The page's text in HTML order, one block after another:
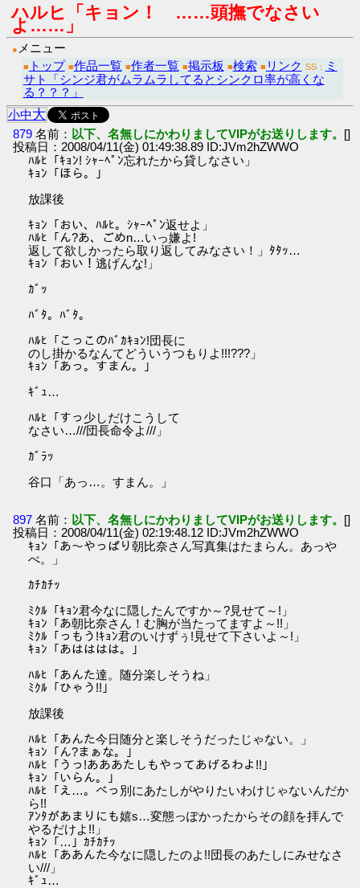
ハルヒ「キョン！ ……頭撫でなさい
よ……」
● メニュー
■ トップ ■作品一覧 ■作者一覧 ■掲示板 ■検索 ■ リンク SS：
ミ
サト「シンジ君がムラムラしてるとシンクロ率が高くな
る？？？」
小中大
879 名前： 以下、名無しにかわりましてVIPがお送りします。 []
投稿日：2008/04/11(金) 01:49:38.89 ID:JVm2hZWWO
ﾊﾙﾋ「ｷｮﾝ! ｼｬｰﾍﾟﾝ忘れたから貸しなさい」
ｷｮﾝ「ほら。」
放課後
ｷｮﾝ「おい、ﾊﾙﾋ。ｼｬｰﾍﾟﾝ返せよ」
ﾊﾙﾋ「ん?あ、ごめn…いっ嫌よ!
返して欲しかったら取り返してみなさい！」ﾀﾀｯ…
ｷｮﾝ「おい！逃げんな!」
ｶﾞｯ
ﾊﾞﾀ。ﾊﾞﾀ。
ﾊﾙﾋ「こっこのﾊﾞｶｷｮﾝ!団長に
のし掛かるなんてどういうつもりよ!!!???」
ｷｮﾝ「あっ。すまん。」
ｷﾞｭ…
ﾊﾙﾋ「すっ少しだけこうして
なさい…///団長命令よ///」
ｶﾞﾗｯ
谷口「あっ…。すまん。」
897 名前： 以下、名無しにかわりましてVIPがお送りします。 []
投稿日：2008/04/11(金) 02:19:48.12 ID:JVm2hZWWO
ｷｮﾝ「あ～やっぱり朝比奈さん写真集はたまらん。あっや
べ。」
ｶﾁｶﾁｯ
ﾐｸﾙ「ｷｮﾝ君今なに隠したんですか～?見せて～!」
ｷｮﾝ「あ朝比奈さん！む胸が当たってますよ～!!」
ﾐｸﾙ「っもう!ｷｮﾝ君のいけずぅ!見せて下さいよ～!」
ｷｮﾝ「あはははは。」
ﾊﾙﾋ「あんた達。随分楽しそうね」
ﾐｸﾙ「ひゃう!!」
放課後
ﾊﾙﾋ「あんた今日随分と楽しそうだったじゃない。」
ｷｮﾝ「ん?まぁな。」
ﾊﾙﾋ「うっ!あああたしもやってあげるわよ!!」
ｷｮﾝ「いらん。」
ﾊﾙﾋ「え…。べっ別にあたしがやりたいわけじゃないんだか
ら!!
ｱﾝﾀがあまりにも嬉s…変態っぽかったからその顔を拝んで
やるだけよ!!」
ｷｮﾝ「…」ｶﾁｶﾁｯ
ﾊﾙﾋ「ああんた今なに隠したのよ!!団長のあたしにみせなさ
い///」
ｷﾞｭ…